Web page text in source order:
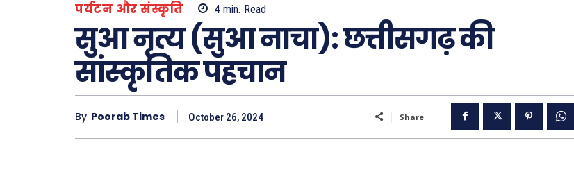
पर्यटन और संस्कृति 4min. Read
सुआ नृत्य (सुआ नाचा): छत्तीसगढ़ की
सांस्कृतिक पहचान
By Poorab Times October 26, 2024 Share